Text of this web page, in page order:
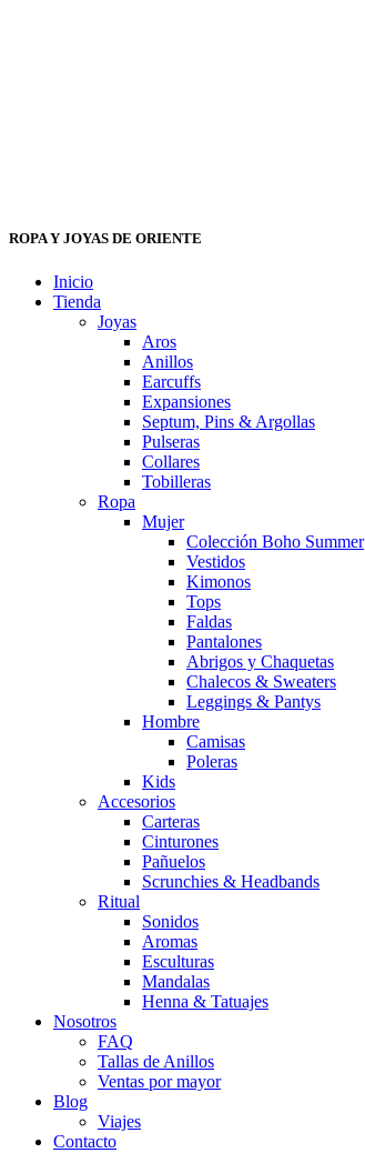
ROPA Y JOYAS DE ORIENTE
Inicio
Tienda
Joyas
Aros
Anillos
Earcuffs
Expansiones
Septum, Pins & Argollas
Pulseras
Collares
Tobilleras
Ropa
Mujer
Colección Boho Summer
Vestidos
Kimonos
Tops
Faldas
Pantalones
Abrigos y Chaquetas
Chalecos & Sweaters
Leggings & Pantys
Hombre
Camisas
Poleras
Kids
Accesorios
Carteras
Cinturones
Pañuelos
Scrunchies & Headbands
Ritual
Sonidos
Aromas
Esculturas
Mandalas
Henna & Tatuajes
Nosotros
FAQ
Tallas de Anillos
Ventas por mayor
Blog
Viajes
Contacto